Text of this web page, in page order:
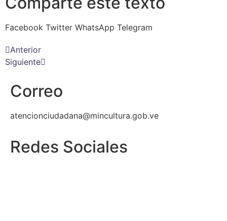
Facebook Twitter WhatsApp Telegram
Anterior
Siguiente
Correo
atencionciudadana@mincultura.gob.ve
Redes Sociales